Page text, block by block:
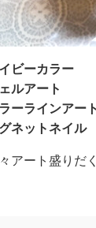
ビーカラー
ルアート
ーラインアート
ネットネイル
アート盛りだ